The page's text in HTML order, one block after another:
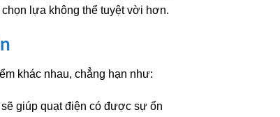
lựa không thể tuyệt vời hơn.
khác nhau, chẳng hạn như:
giúp quạt điện có được sự ổn